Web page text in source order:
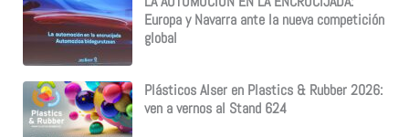
Europa y Navarra ante la nueva competición
global
Plásticos Alser en Plastics & Rubber 2026:
ven a vernos al Stand 624